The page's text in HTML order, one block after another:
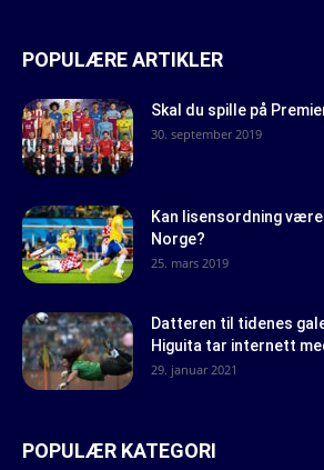
POPULÆRE ARTIKLER
Skal du spille på
30. september 2019
Kan lisensordning
Norge?
25. mars 2019
Datteren til tidenes
Higuita tar internett
29. januar 2021
POPULÆR KATEGORI